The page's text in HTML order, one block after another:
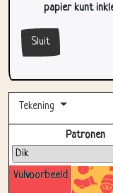
Sluit
Vulvoorbeeld
Patronen